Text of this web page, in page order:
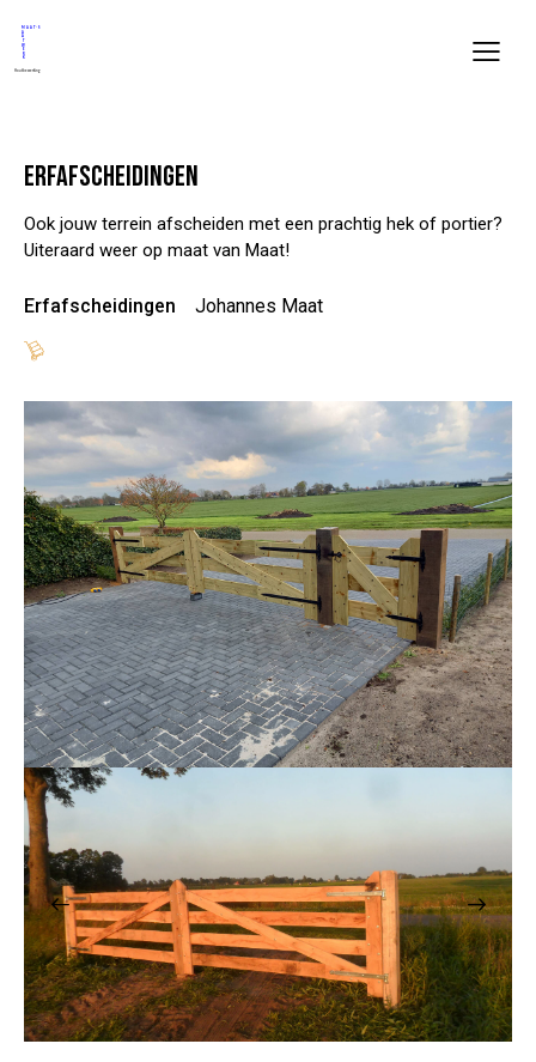
ERFAFSCHEIDINGEN
Ook jouw terrein afscheiden met een prachtig hek of portier?
Uiteraard weer op maat van Maat!
Erfafscheidingen Johannes Maat